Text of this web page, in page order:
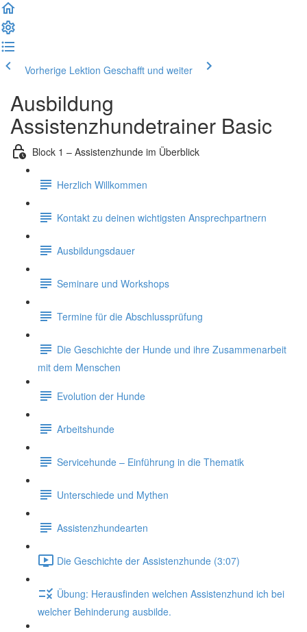
Vorherige Lektion Geschafft und weiter
Ausbildung
Assistenzhundetrainer Basic
Block 1 – Assistenzhunde im Überblick
Herzlich Willkommen
Kontakt zu deinen wichtigsten Ansprechpartnern
Ausbildungsdauer
Seminare und Workshops
Termine für die Abschlussprüfung
Die Geschichte der Hunde und ihre Zusammenarbeit
mit dem Menschen
Evolution der Hunde
Arbeitshunde
Servicehunde – Einführung in die Thematik
Unterschiede und Mythen
Assistenzhundearten
Die Geschichte der Assistenzhunde (3:07)
Übung: Herausfinden welchen Assistenzhund ich bei
welcher Behinderung ausbilde.